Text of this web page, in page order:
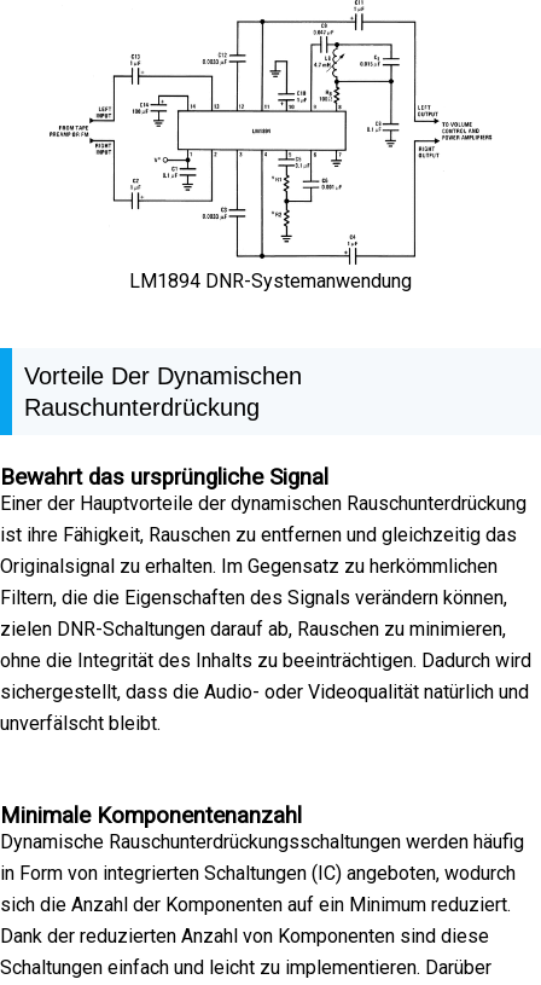
LM1894 DNR-Systemanwendung
Vorteile Der Dynamischen
Rauschunterdrückung
Bewahrt das ursprüngliche Signal
Einer der Hauptvorteile der dynamischen Rauschunterdrückung
ist ihre Fähigkeit, Rauschen zu entfernen und gleichzeitig das
Originalsignal zu erhalten. Im Gegensatz zu herkömmlichen
Filtern, die die Eigenschaften des Signals verändern können,
zielen DNR-Schaltungen darauf ab, Rauschen zu minimieren,
ohne die Integrität des Inhalts zu beeinträchtigen. Dadurch wird
sichergestellt, dass die Audio- oder Videoqualität natürlich und
unverfälscht bleibt.
Minimale Komponentenanzahl
Dynamische Rauschunterdrückungsschaltungen werden häufig
in Form von integrierten Schaltungen (IC) angeboten, wodurch
sich die Anzahl der Komponenten auf ein Minimum reduziert.
Dank der reduzierten Anzahl von Komponenten sind diese
Schaltungen einfach und leicht zu implementieren. Darüber